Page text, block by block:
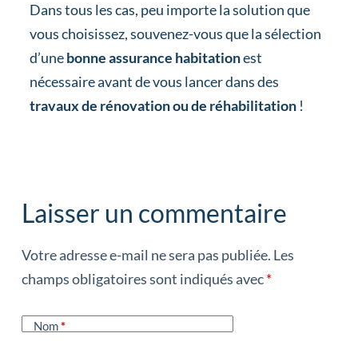
Dans tous les cas, peu importe la solution que
vous choisissez, souvenez-vous que la sélection
d’unebonne assurance habitationest
nécessaire avant de vous lancer dans des
travaux de rénovation ou de réhabilitation!
Laisser un commentaire
Votre adresse e-mail ne sera pas publiée. Les
champs obligatoires sont indiqués avec*
Nom*